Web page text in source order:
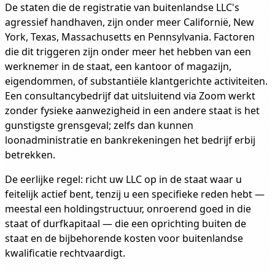
De staten die de registratie van buitenlandse LLC's
agressief handhaven, zijn onder meer Californië, New
York, Texas, Massachusetts en Pennsylvania. Factoren
die dit triggeren zijn onder meer het hebben van een
werknemer in de staat, een kantoor of magazijn,
eigendommen, of substantiële klantgerichte activiteiten.
Een consultancybedrijf dat uitsluitend via Zoom werkt
zonder fysieke aanwezigheid in een andere staat is het
gunstigste grensgeval; zelfs dan kunnen
loonadministratie en bankrekeningen het bedrijf erbij
betrekken.
De eerlijke regel: richt uw LLC op in de staat waar u
feitelijk actief bent, tenzij u een specifieke reden hebt —
meestal een holdingstructuur, onroerend goed in die
staat of durfkapitaal — die een oprichting buiten de
staat en de bijbehorende kosten voor buitenlandse
kwalificatie rechtvaardigt.